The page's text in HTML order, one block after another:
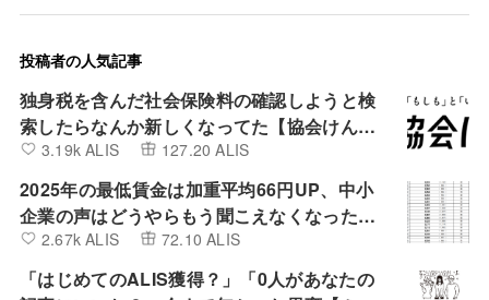
投稿者の人気記事
独身税を含んだ社会保険料の確認しようと検
索したらなんか新しくなってた【協会けん
ぽ】3.19k ALIS 127.20 ALIS
2025年の最低賃金は加重平均66円UP、中小
企業の声はどうやらもう聞こえなくなったよ
うです。
2.67k ALIS 72.10 ALIS
「はじめてのALIS獲得？」「0人があなたの